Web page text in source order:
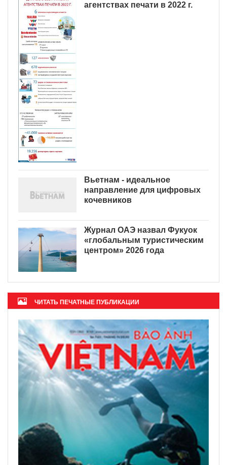
агентствах печати в 2022 г.
Вьетнам - идеальное
направление для цифровых
кочевников
Журнал ОАЭ назвал Фукуок
«глобальным туристическим
центром» 2026 года
ЧИТАТЬ ПЕЧАТНЫЕ ПУБЛИКАЦИИ